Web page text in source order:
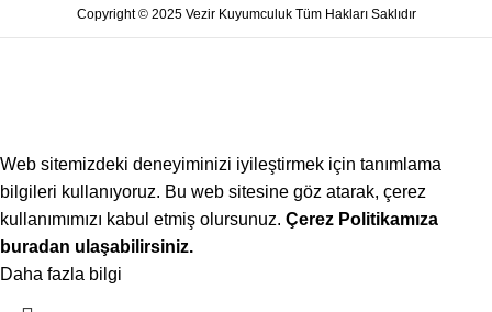
Copyright © 2025 Vezir Kuyumculuk Tüm Hakları Saklıdır
Web sitemizdeki deneyiminizi iyileştirmek için tanımlama
bilgileri kullanıyoruz. Bu web sitesine göz atarak, çerez
kullanımımızı kabul etmiş olursunuz. Çerez Politikamıza
buradan ulaşabilirsiniz.
Daha fazla bilgi